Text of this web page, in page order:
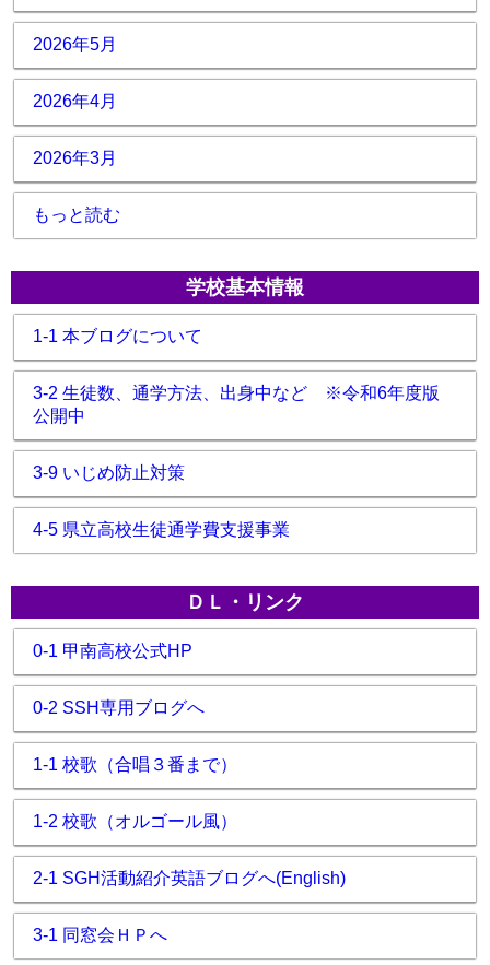
2026年5月
2026年4月
2026年3月
もっと読む
学校基本情報
1-1 本ブログについて
3-2 生徒数、通学方法、出身中など ※令和6年度版
公開中
3-9 いじめ防止対策
4-5 県立高校生徒通学費支援事業
ＤＬ・リンク
0-1 甲南高校公式HP
0-2 SSH専用ブログへ
1-1 校歌（合唱３番まで）
1-2 校歌（オルゴール風）
2-1 SGH活動紹介英語ブログへ(English)
3-1 同窓会ＨＰへ